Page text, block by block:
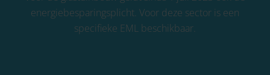
energiebesparingsplicht. Voor deze sector is een
specifieke EML beschikbaar.